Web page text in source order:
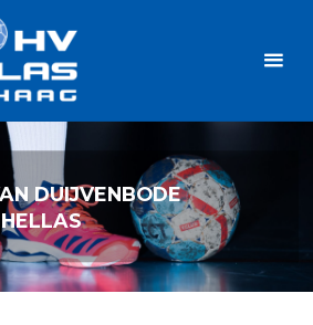
DUIJVENBODE